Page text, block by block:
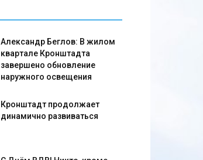
Александр Беглов: В жилом
квартале Кронштадта
завершено обновление
наружного освещения
Кронштадт продолжает
динамично развиваться